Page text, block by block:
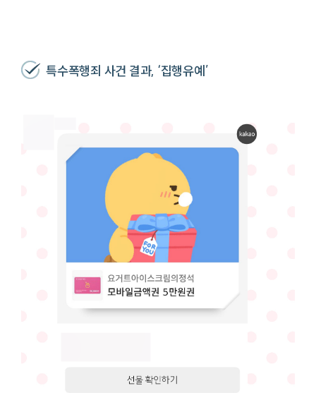
특수폭행죄 사건 결과, ‘집행유예’